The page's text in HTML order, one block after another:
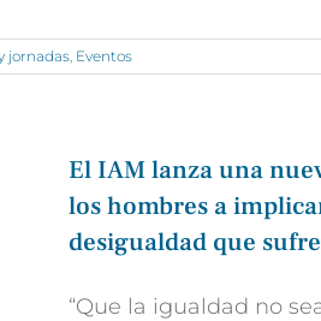
jornadas, Eventos
El IAM lanza una
los hombres a
desigualdad que
“Que la igualdad no